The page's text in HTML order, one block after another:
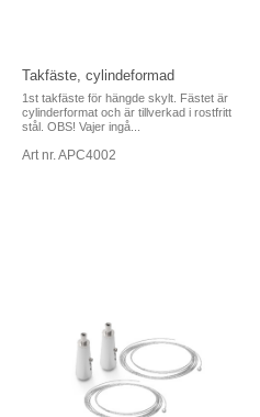
Takfäste, cylindeformad
1st takfäste för hängde skylt. Fästet är
cylinderformat och är tillverkad i rostfritt
stål. OBS! Vajer ingå...
Art nr. APC4002